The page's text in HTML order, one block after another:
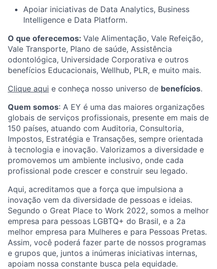
Apoiar iniciativas de Data Analytics, Business
Intelligence e Data Platform.
O que oferecemos: Vale Alimentação, Vale Refeição,
Vale Transporte, Plano de saúde, Assistência
odontológica, Universidade Corporativa e outros
benefícios Educacionais, Wellhub, PLR, e muito mais.
Clique aqui e conheça nosso universo de benefícios.
Quem somos: A EY é uma das maiores organizações
globais de serviços profissionais, presente em mais de
150 países, atuando com Auditoria, Consultoria,
Impostos, Estratégia e Transações, sempre orientada
à tecnologia e inovação. Valorizamos a diversidade e
promovemos um ambiente inclusivo, onde cada
profissional pode crescer e construir seu legado.
Aqui, acreditamos que a força que impulsiona a
inovação vem da diversidade de pessoas e ideias.
Segundo o Great Place to Work 2022, somos a melhor
empresa para pessoas LGBTQ+ do Brasil, e a 2a
melhor empresa para Mulheres e para Pessoas Pretas.
Assim, você poderá fazer parte de nossos programas
e grupos que, juntos a inúmeras iniciativas internas,
apoiam nossa constante busca pela equidade.